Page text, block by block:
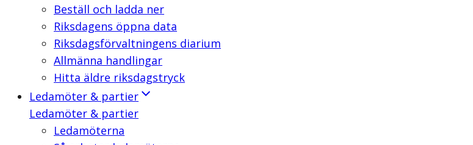
Beställ och ladda ner
Riksdagens öppna data
Riksdagsförvaltningens diarium
Allmänna handlingar
Hitta äldre riksdagstryck
Ledamöter & partier
Ledamöter & partier
Ledamöterna